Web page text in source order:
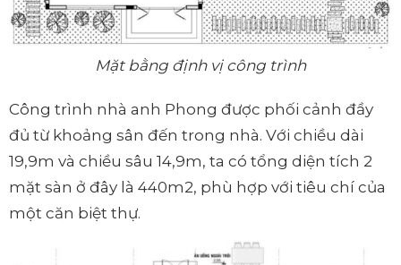
Mặt bằng định vị công trình
Công trình nhà anh Phong được phối cảnh đầy
đủ từ khoảng sân đến trong nhà. Với chiều dài
19,9m và chiều sâu 14,9m, ta có tổng diện tích 2
mặt sàn ở đây là 440m2, phù hợp với tiêu chí của
một căn biệt thự.